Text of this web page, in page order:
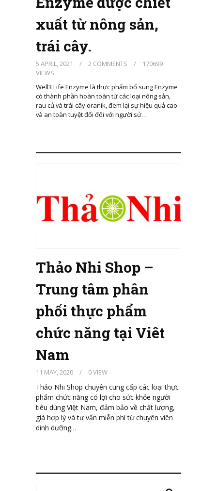
xuất từ nông sản,
trái cây.
5 APRIL, 2021 / 2 COMMENTS /
170699
VIEWS
Well3 Life Enzyme là thực phẩm bổ sung Enzyme
có thành phần hoàn toàn từ các loại nông sản,
rau củ và trái cây oranik, đem lại sự hiệu quả cao
và an toàn tuyệt đối đối với người sử…
Thảo Nhi Shop –
Trung tâm phân
phối thực phẩm
chức năng tại Viêt
Nam
11 MAY, 2020 / 0 VIEW
Thảo Nhi Shop chuyên cung cấp các loại thực
phẩm chức năng có lợi cho sức khỏe người
tiêu dùng Việt Nam, đảm bảo về chất lượng,
giá hợp lý và tư vấn miễn phí từ chuyên viên
dinh dưỡng…